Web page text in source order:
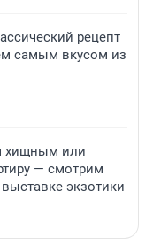
рецепт
самым вкусом из
хищным или
— смотрим
экзотики